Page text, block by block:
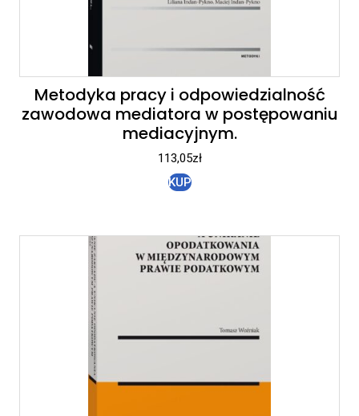
Metodyka pracy i odpowiedzialność
zawodowa mediatora w postępowaniu
mediacyjnym.
113,05zł
KUP